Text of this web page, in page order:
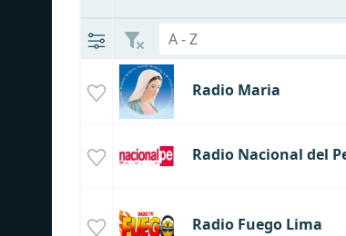
Radio Maria
Radio Nacional del
Radio Fuego Lima